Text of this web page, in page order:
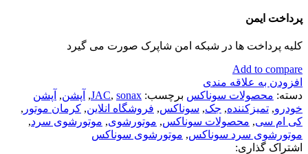
پرداخت ایمن
کلیه پرداخت ها در شبکه امن شاپرک صورت می گیرد
Add to compare
افزودن به علاقه مندی
دسته: محصولات سوناکس برچسب: JAC, sonax
, آپشن, آپشن
خودرو, تمیزکننده, جک, سوناکس, فروشگاه انلاین, کرمان موتور ,
کی ام سی, محصولات سوناکس, موتورشوی, موتورشوی سرد,
موتورشوی سرد سوناکس, موتورشوی سوناکس
اشتراک گذاری: